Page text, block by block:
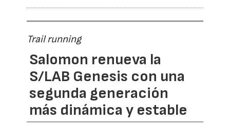
Trail running
Salomon renueva la
S/LAB Genesis con una
segunda generación
más dinámica y estable